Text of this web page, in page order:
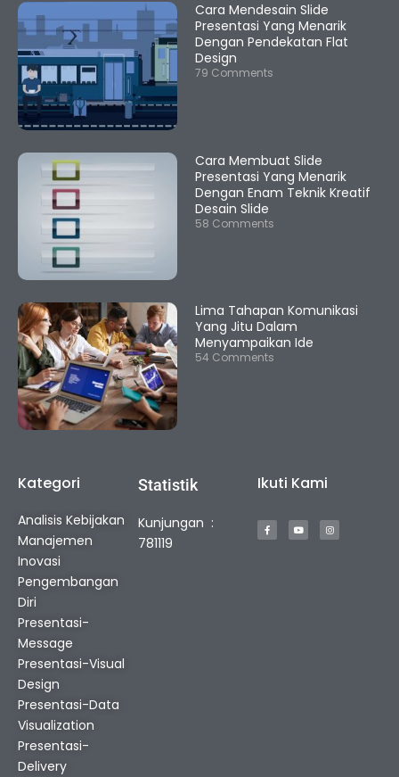
Cara Mendesain Slide
Presentasi Yang Menarik
Dengan Pendekatan Flat
Design
79 Comments
Cara Membuat Slide
Presentasi Yang Menarik
Dengan Enam Teknik Kreatif
Desain Slide
58 Comments
Lima Tahapan Komunikasi
Yang Jitu Dalam
Menyampaikan Ide
54 Comments
Kategori
Analisis Kebijakan
Manajemen
Inovasi
Pengembangan
Diri
Presentasi-
Message
Presentasi-Visual
Design
Presentasi-Data
Visualization
Presentasi-
Delivery
Statistik
Kunjungan :
781119
Ikuti Kami
a
c
e
o
u
t
n
s
t